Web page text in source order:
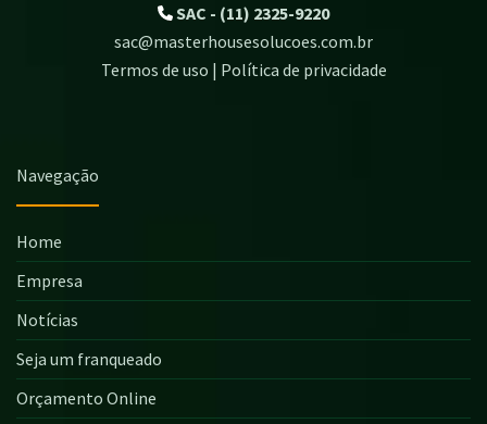
SAC - (11) 2325-9220
sac@masterhousesolucoes.com.br
Termos de uso | Política de privacidade
Navegação
Home
Empresa
Notícias
Seja um franqueado
Orçamento Online